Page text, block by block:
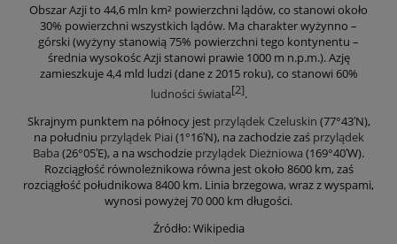
Obszar Azji to 44,6 mln km² powierzchni lądów, co stanowi około
30% powierzchni wszystkich lądów. Ma charakter wyżynno –
górski (wyżyny stanowią 75% powierzchni tego kontynentu –
średnia wysokośc Azji stanowi prawie 1000 m n.p.m.). Azję
zamieszkuje 4,4 mld ludzi (dane z 2015 roku), co stanowi 60%
ludności świata[2].
Skrajnym punktem na północy jest przylądek Czeluskin (77°43′N),
na południu przylądek Piai (1°16′N), na zachodzie zaś przylądek
Baba (26°05′E), a na wschodzie przylądek Dieżniowa (169°40′W).
Rozciągłość równoleżnikowa równa jest około 8600 km, zaś
rozciągłość południkowa 8400 km. Linia brzegowa, wraz z wyspami,
wynosi powyżej 70 000 km długości.
Źródło: Wikipedia